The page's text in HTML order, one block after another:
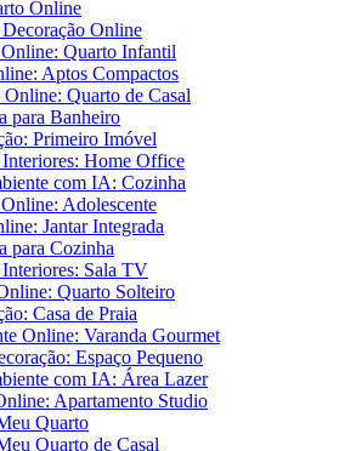
Online
Online
Quarto Infantil
Aptos Compactos
Quarto de Casal
para Banheiro
Primeiro Imóvel
Home Office
com IA: Cozinha
Adolescente
Jantar Integrada
para Cozinha
Sala TV
Quarto Solteiro
Casa de Praia
Online: Varanda Gourmet
Espaço Pequeno
com IA: Área Lazer
Apartamento Studio
Quarto
Quarto de Casal